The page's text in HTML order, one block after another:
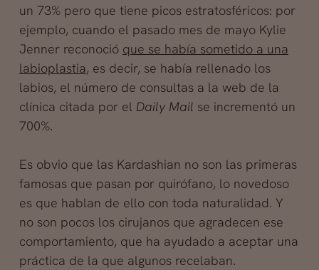
un 73% pero que tiene picos estratosféricos: por
ejemplo, cuando el pasado mes de mayo Kylie
Jenner reconoció que se había sometido a una
labioplastia, es decir, se había rellenado los
labios, el número de consultas a la web de la
clínica citada por el Daily Mail se incrementó un
700%.
Es obvio que las Kardashian no son las primeras
famosas que pasan por quirófano, lo novedoso
es que hablan de ello con toda naturalidad. Y
no son pocos los cirujanos que agradecen ese
comportamiento, que ha ayudado a aceptar una
práctica de la que algunos recelaban.